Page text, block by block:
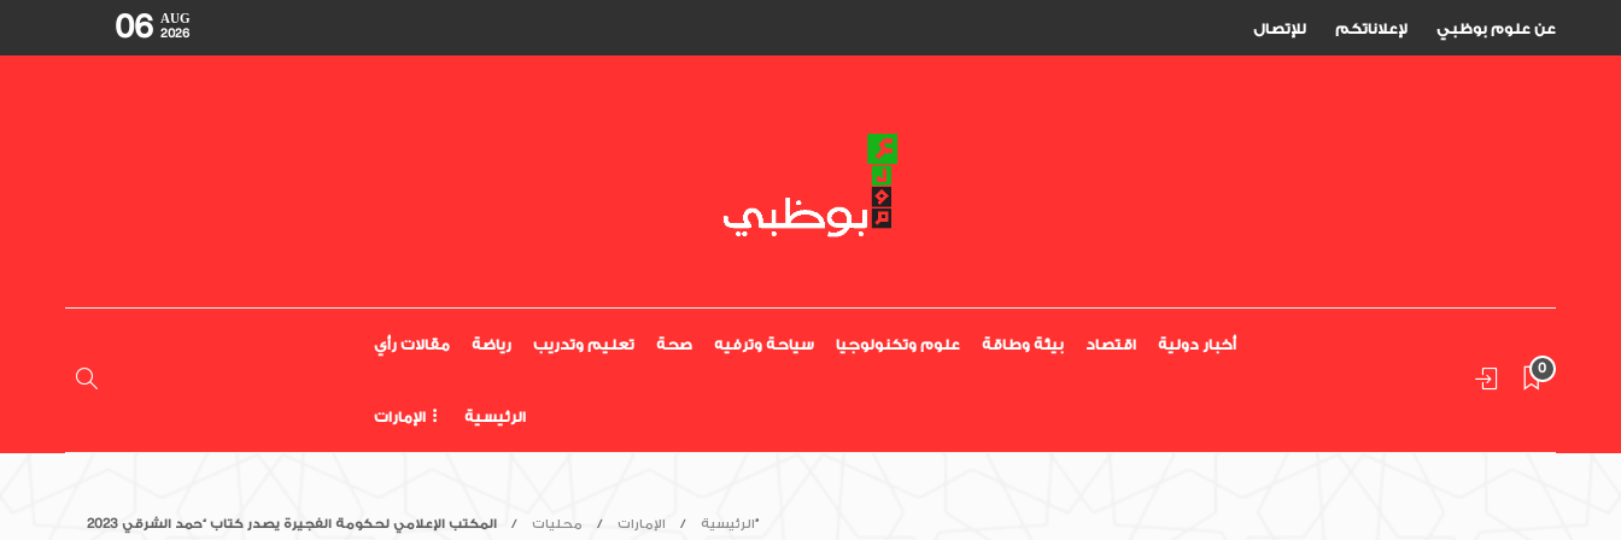
للإتصال لإعلاناتكم عن علوم بوظبي 06 AUG
2026
مقالات رأي رياضة تعليم وتدريب صحة سياحة وترفيه علوم وتكنولوجيا بيئة وطاقة اقتصاد أخبار دولية
الإمارات الرئيسية
0
الرئيسية الإمارات محليات المكتب الإعلامي لحكومة الفجيرة يصدر كتاب “حمد الشرقي 2023”